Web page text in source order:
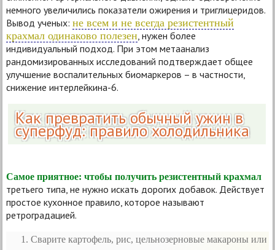
немного увеличились показатели ожирения и триглицеридов.
Вывод ученых: не всем и не всегда резистентный
крахмал одинаково полезен , нужен более
индивидуальный подход. При этом метаанализ
рандомизированных исследований подтверждает общее
улучшение воспалительных биомаркеров – в частности,
снижение интерлейкина-6.
Как превратить обычный ужин в
суперфуд: правило холодильника
Самое приятное: чтобы получить резистентный крахмал
третьего типа, не нужно искать дорогих добавок. Действует
простое кухонное правило, которое называют
ретроградацией.
Сварите картофель, рис, цельнозерновые макароны или